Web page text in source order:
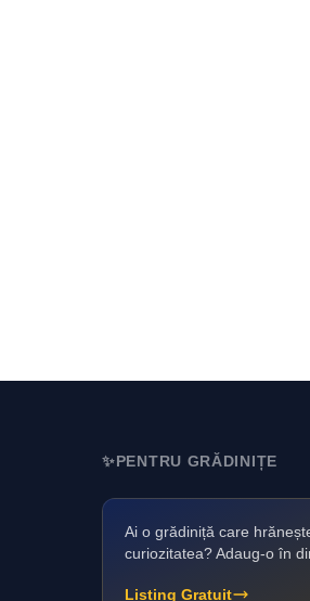
✨PENTRU GRĂDINIȚE
Ai o grădiniță care
curiozitatea? Adaug-o în
Listing Gratuit